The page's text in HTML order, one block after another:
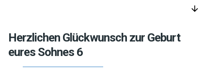
arrow_downward
Herzlichen Glückwunsch zur Geburt
eures Sohnes 6